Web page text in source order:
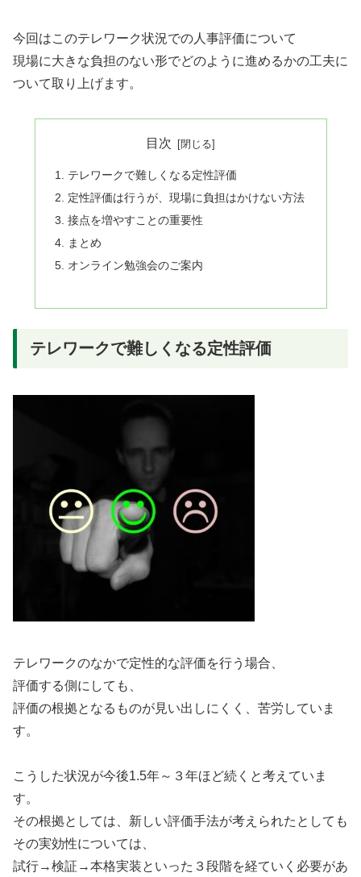
今回はこのテレワーク状況での人事評価について
現場に大きな負担のない形でどのように進めるかの工夫に
ついて取り上げます。
目次
テレワークで難しくなる定性評価
定性評価は行うが、現場に負担はかけない方法
接点を増やすことの重要性
まとめ
オンライン勉強会のご案内
テレワークで難しくなる定性評価
テレワークのなかで定性的な評価を行う場合、
評価する側にしても、
評価の根拠となるものが見い出しにくく、苦労していま
す。
こうした状況が今後1.5年～３年ほど続くと考えていま
す。
その根拠としては、新しい評価手法が考えられたとしても
その実効性については、
試行→検証→本格実装といった３段階を経ていく必要があ